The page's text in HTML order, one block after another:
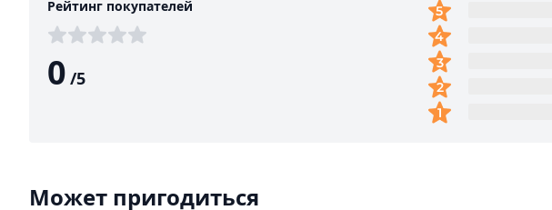
Рейтинг покупателей
0 /5
Может пригодиться